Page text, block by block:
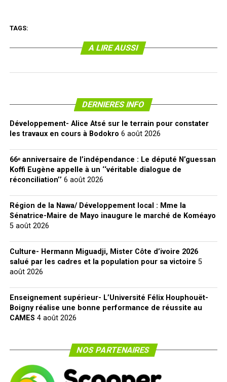
TAGS:
A LIRE AUSSI
DERNIERES INFO
Développement- Alice Atsé sur le terrain pour constater
les travaux en cours à Bodokro 6 août 2026
66ᵉ anniversaire de l’indépendance : Le député N’guessan
Koffi Eugène appelle à un ‘‘véritable dialogue de
réconciliation’’ 6 août 2026
Région de la Nawa/ Développement local : Mme la
Sénatrice-Maire de Mayo inaugure le marché de Koméayo
5 août 2026
Culture- Hermann Miguadji, Mister Côte d’ivoire 2026
salué par les cadres et la population pour sa victoire 5
août 2026
Enseignement supérieur- L’Université Félix Houphouët-
Boigny réalise une bonne performance de réussite au
CAMES 4 août 2026
NOS PARTENAIRES